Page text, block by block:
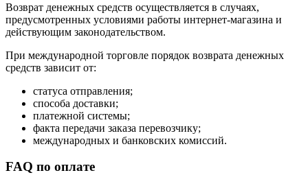
Возврат денежных средств осуществляется в случаях,
предусмотренных условиями работы интернет-магазина и
действующим законодательством.
При международной торговле порядок возврата денежных
средств зависит от:
статуса отправления;
способа доставки;
платежной системы;
факта передачи заказа перевозчику;
международных и банковских комиссий.
FAQ по оплате